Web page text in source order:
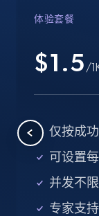
URL, Job
Company id,
15.3K+
体验套餐
$1.5 /
仅按成
可设置
并发不限
专家支持